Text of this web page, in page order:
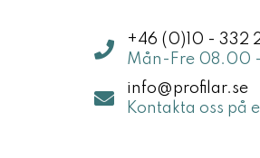
+46 (0)10 - 332
Mån-Fre 08.00
info@profilar.se
Kontakta oss på